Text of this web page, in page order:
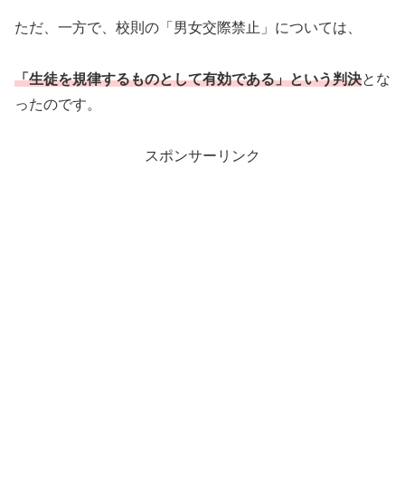
ただ、一方で、校則の「男女交際禁止」については、
「生徒を規律するものとして有効である」という判決とな
ったのです。
スポンサーリンク